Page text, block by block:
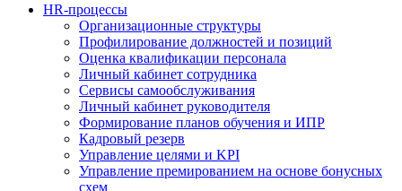
HR-процессы
Организационные структуры
Профилирование должностей и позиций
Оценка квалификации персонала
Личный кабинет сотрудника
Сервисы самообслуживания
Личный кабинет руководителя
Формирование планов обучения и ИПР
Кадровый резерв
Управление целями и KPI
Управление премированием на основе бонусных
схем